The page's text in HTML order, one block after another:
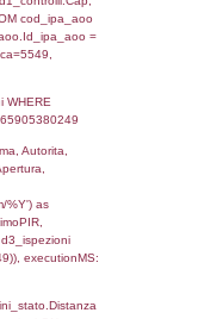
AS provincia,
as
i ON
JOIN
n.CodiceUnivoco LEFT
ON a1.ComuneStab =
JOIN el_province
executionMS: